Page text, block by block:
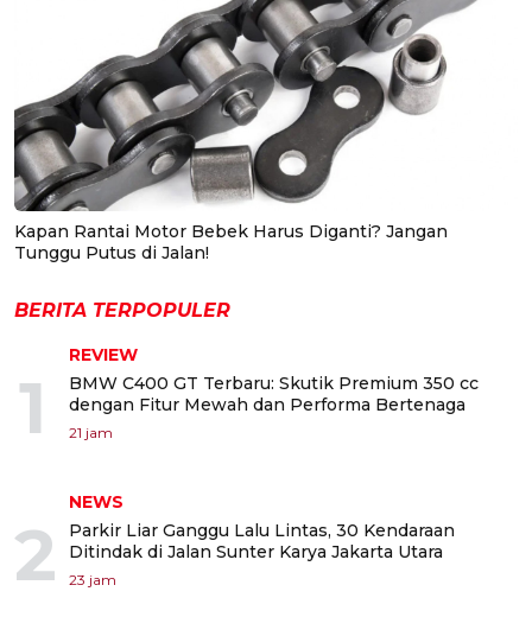
Kapan Rantai Motor Bebek Harus Diganti? Jangan
Tunggu Putus di Jalan!
BERITA TERPOPULER
1
REVIEW
BMW C400 GT Terbaru: Skutik Premium 350 cc
dengan Fitur Mewah dan Performa Bertenaga
21 jam
2
NEWS
Parkir Liar Ganggu Lalu Lintas, 30 Kendaraan
Ditindak di Jalan Sunter Karya Jakarta Utara
23 jam